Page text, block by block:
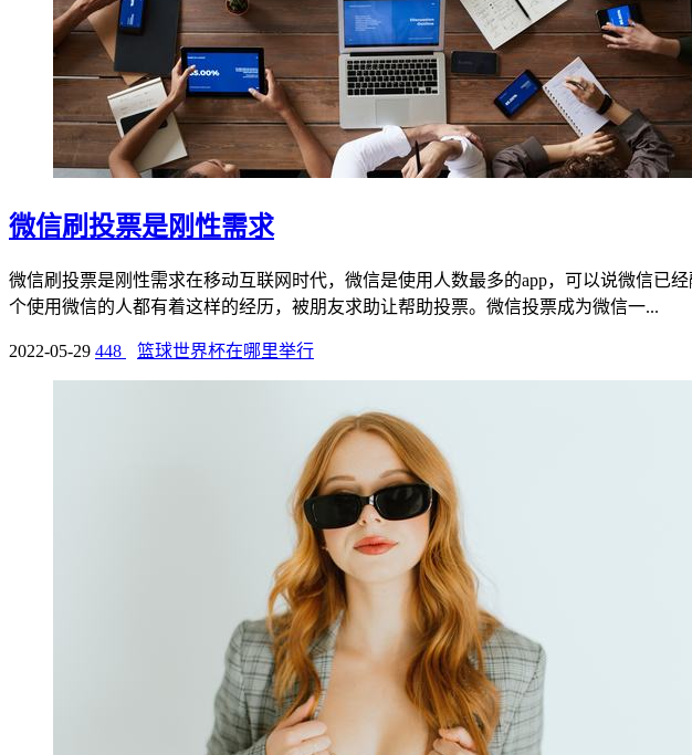
微信刷投票是刚性需求
微信刷投票是刚性需求在移动互联网时代，微信是使用人数最多的app，可以说微信
个使用微信的人都有着这样的经历，被朋友求助让帮助投票。微信投票成为微信一...
2022-05-29 448 篮球世界杯在哪里举行